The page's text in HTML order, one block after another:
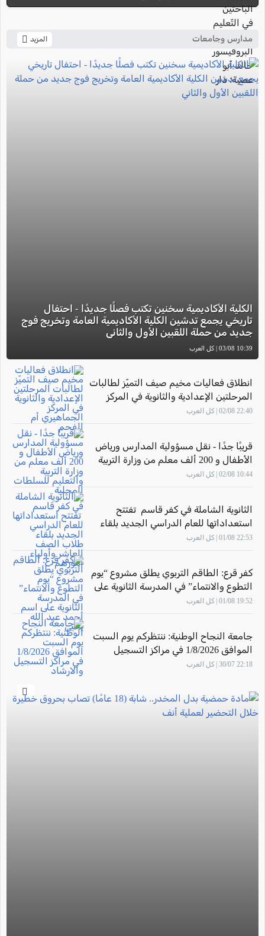
مدارس وجامعات المزيد
الكلية الأكاديمية سخنين تكتب فصلًا جديدًا - احتفال
تاريخي يجمع تدشين الكلية الأكاديمية العامة وتخريج فوج
جديد من حملة اللقبين الأول والثاني
10:39 03/08 | كل العرب
انطلاق فعاليات مخيم صيف التميّز لطالبات
المرحلتين الإعدادية والثانوية في المركز
الجماهيري أم الفحم
22:40 02/08 | كل العرب
قريبًا جدًا - نقل مسؤولية المدارس ورياض
الأطفال و 200 ألف معلم من وزارة التربية
والتعليم للسلطات المحلية
10:44 02/08 | كل العرب
الثانوية الشاملة في كفر قاسم تفتتح
استعداداتها للعام الدراسي الجديد بلقاء
طلاب الصف العاشر وأولياء أمورهم
22:53 01/08 | كل العرب
كفر قرع: الطاقم التربوي يطلق مشروع “يوم
التطوع والانتماء” في المدرسة الثانوية على
اسم أحمد عبد الله يحيى
19:52 01/08 | كل العرب
جامعة النجاح الوطنية: ننتظركم يوم السبت
الموافق 1/8/2026 في مراكز التسجيل
والارشاد
22:18 30/07 | كل العرب